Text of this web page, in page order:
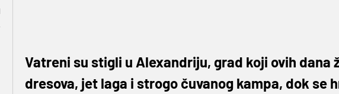
Vatreni su stigli u Alexandriju, grad koji ovih dana
dresova, jet laga i strogo čuvanog kampa, dok se